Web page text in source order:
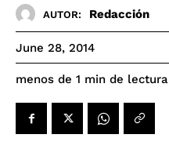
AUTOR: Redacción
June 28, 2014
menos de 1 min de lectura